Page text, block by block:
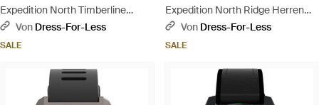
Expedition North Timberline
Herren Armbanduhr Tw4B34700
Von Dress-For-Less
SALE
Expedition North Ridge Herren
Armbanduhr Tw4B34500 -
Von Dress-For-Less
SALE